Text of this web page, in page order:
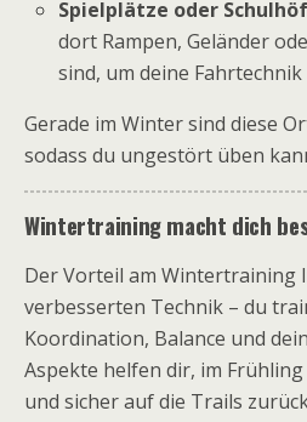
Spielplätze oder
dort Rampen, Geländer
sind, um deine
Gerade im Winter sind diese
sodass du ungestört üben
Wintertraining macht dich
Der Vorteil am Wintertraining
verbesserten Technik – du
Koordination, Balance und
Aspekte helfen dir, im
und sicher auf die Trails